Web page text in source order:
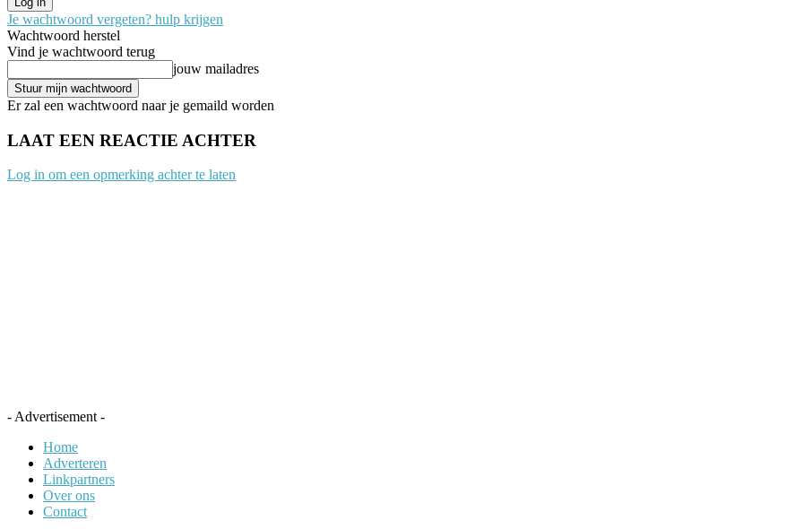
Je wachtwoord vergeten? hulp krijgen
Wachtwoord herstel
Vind je wachtwoord terug
jouw mailadres
Er zal een wachtwoord naar je gemaild worden
LAAT EEN REACTIE ACHTER
Log in om een opmerking achter te laten
- Advertisement -
Home
Adverteren
Linkpartners
Over ons
Contact